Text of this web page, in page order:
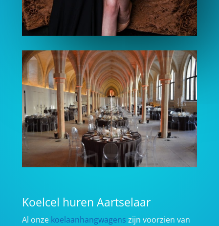
Koelcel huren Aartselaar
Al onze koelaanhangwagens zijn voorzien van